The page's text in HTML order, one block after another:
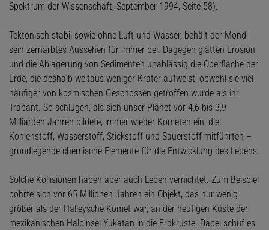
Spektrum der Wissenschaft, September 1994, Seite 58).
Tektonisch stabil sowie ohne Luft und Wasser, behält der Mond
sein zernarbtes Aussehen für immer bei. Dagegen glätten Erosion
und die Ablagerung von Sedimenten unablässig die Oberfläche der
Erde, die deshalb weitaus weniger Krater aufweist, obwohl sie viel
häufiger von kosmischen Geschossen getroffen wurde als ihr
Trabant. So schlugen, als sich unser Planet vor 4,6 bis 3,9
Milliarden Jahren bildete, immer wieder Kometen ein, die
Kohlenstoff, Wasserstoff, Stickstoff und Sauerstoff mitführten –
grundlegende chemische Elemente für die Entwicklung des Lebens.
Solche Kollisionen haben aber auch Leben vernichtet. Zum Beispiel
bohrte sich vor 65 Millionen Jahren ein Objekt, das nur wenig
größer als der Halleysche Komet war, an der heutigen Küste der
mexikanischen Halbinsel Yukatán in die Erdkruste. Dabei schuf es